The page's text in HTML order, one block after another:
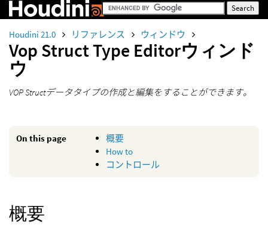
Houdini 21.0 リファレンス ウィンドウ
Vop Struct Type Editorウィンド
ウ
VOP Structデータタイプの作成と編集をすることができます。
On this page
概要
How to
コントロール
概要